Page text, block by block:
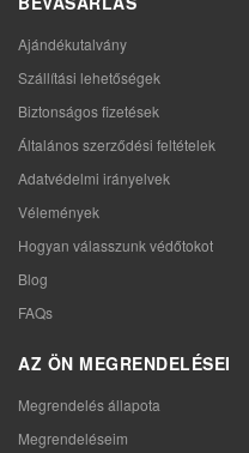
Ajándékutalvány
Szállítási lehetőségek
Biztonságos fizetések
Általános szerződési feltételek
Adatvédelmi irányelvek
Vélemények
Hogyan válasszunk védőtokot
Blog
FAQs
AZ ÖN MEGRENDELÉSEI
Megrendelés állapota
Megrendeléseim